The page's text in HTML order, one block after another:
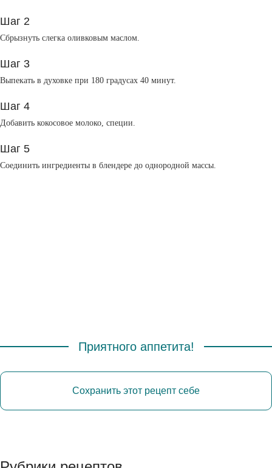
Шаг 2
Сбрызнуть слегка оливковым маслом.
Шаг 3
Выпекать в духовке при 180 градусах 40 минут.
Шаг 4
Добавить кокосовое молоко, специи.
Шаг 5
Соединить ингредиенты в блендере до однородной массы.
Приятного аппетита!
Сохранить этот рецепт себе